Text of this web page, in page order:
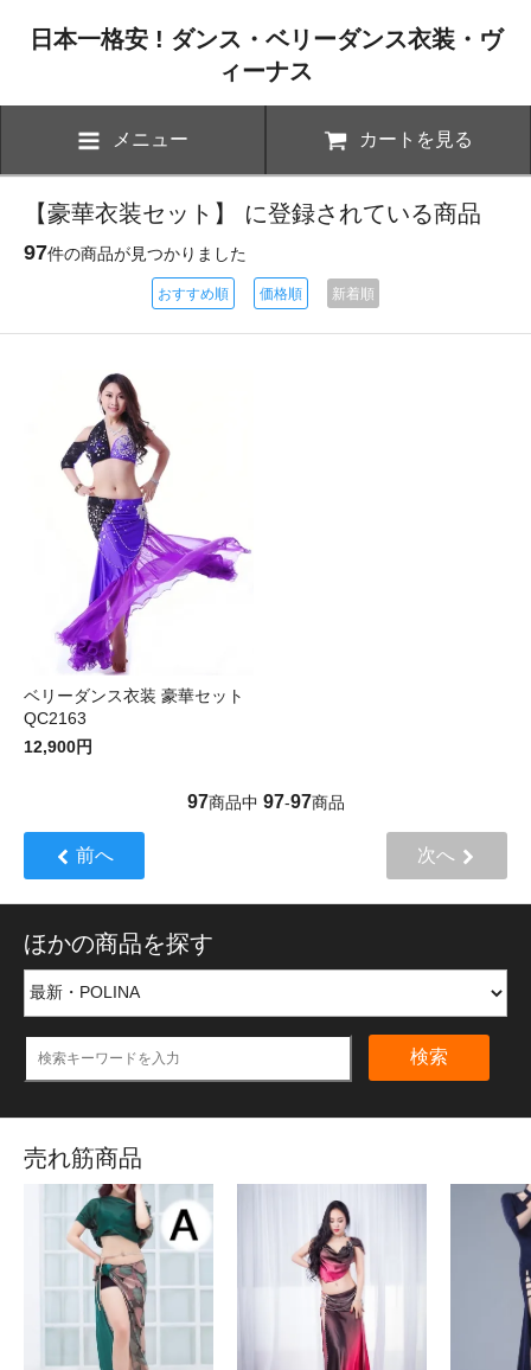
日本一格安 ! ダンス・ベリーダンス衣装・ヴ
ィーナス
メニュー カートを見る
【豪華衣装セット】 に登録されている商品
97件の商品が見つかりました
おすすめ順 価格順 新着順
ベリーダンス衣装 豪華セット
QC2163
12,900円
97商品中 97-97商品
前へ 次へ
ほかの商品を探す
検索
売れ筋商品